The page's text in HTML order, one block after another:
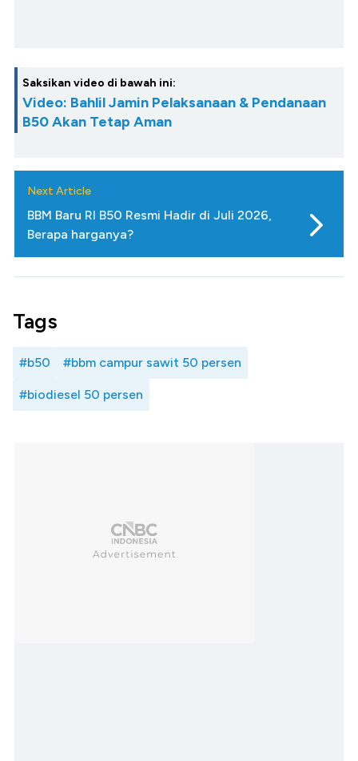
Saksikan video di bawah ini:
Video: Bahlil Jamin Pelaksanaan & Pendanaan
B50 Akan Tetap Aman
Next Article
BBM Baru RI B50 Resmi Hadir di Juli 2026,
Berapa harganya?
Tags
#b50 #bbm campur sawit 50 persen
#biodiesel 50 persen